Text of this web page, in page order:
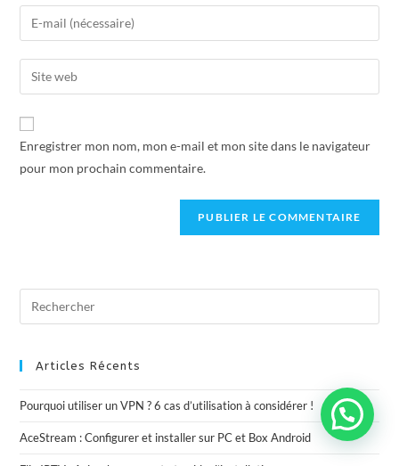
Enregistrer mon nom, mon e-mail et mon site dans le navigateur
pour mon prochain commentaire.
Articles Récents
Pourquoi utiliser un VPN ? 6 cas d’utilisation à considérer !
AceStream : Configurer et installer sur PC et Box Android